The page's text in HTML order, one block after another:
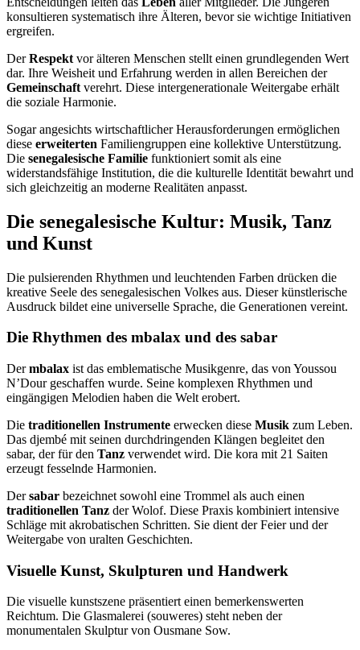
konsultieren systematisch ihre Älteren, bevor sie wichtige Initiativen
ergreifen.
DerRespekt vor älteren Menschen stellt einen grundlegenden Wert
dar. Ihre Weisheit und Erfahrung werden in allen Bereichen der
Gemeinschaft verehrt. Diese intergenerationale Weitergabe erhält
die soziale Harmonie.
Sogar angesichts wirtschaftlicher Herausforderungen ermöglichen
diese erweiterten Familiengruppen eine kollektive Unterstützung.
Die senegalesische Familie funktioniert somit als eine
widerstandsfähige Institution, die die kulturelle Identität bewahrt und
sich gleichzeitig an moderne Realitäten anpasst.
Die senegalesische Kultur: Musik, Tanz
und Kunst
Die pulsierenden Rhythmen und leuchtenden Farben drücken die
kreative Seele des senegalesischen Volkes aus. Dieser künstlerische
Ausdruck bildet eine universelle Sprache, die Generationen vereint.
Die Rhythmen des mbalax und des sabar
Dermbalax ist das emblematische Musikgenre, das von Youssou
N’Dour geschaffen wurde. Seine komplexen Rhythmen und
eingängigen Melodien haben die Welt erobert.
Die traditionellen Instrumente erwecken diese Musik zum Leben.
Das djembé mit seinen durchdringenden Klängen begleitet den
sabar, der für den Tanz verwendet wird. Die kora mit 21 Saiten
erzeugt fesselnde Harmonien.
Dersabar bezeichnet sowohl eine Trommel als auch einen
traditionellen Tanz der Wolof. Diese Praxis kombiniert intensive
Schläge mit akrobatischen Schritten. Sie dient der Feier und der
Weitergabe von uralten Geschichten.
Visuelle Kunst, Skulpturen und Handwerk
Die visuelle kunstszene präsentiert einen bemerkenswerten
Reichtum. Die Glasmalerei (souweres) steht neben der
monumentalen Skulptur von Ousmane Sow.